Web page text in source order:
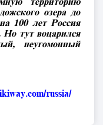
озера до
100 лет Россия
Но тут воцарился
неугомонный
russia/